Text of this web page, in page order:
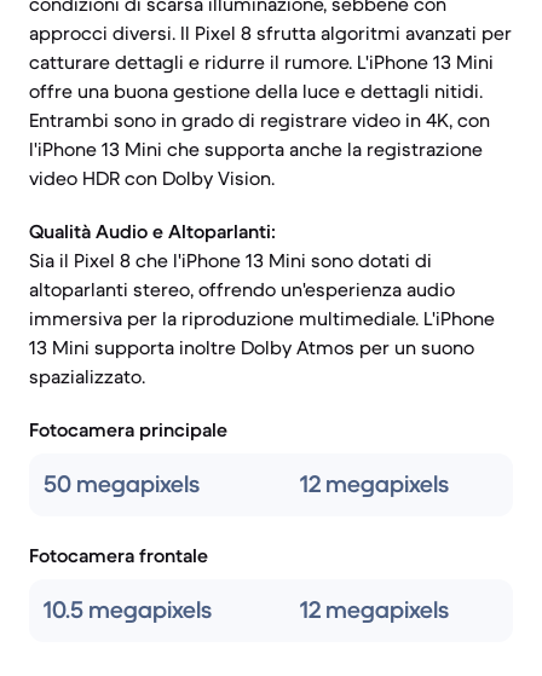
approcci diversi. Il Pixel 8 sfrutta algoritmi avanzati per
catturare dettagli e ridurre il rumore. L'iPhone 13 Mini
offre una buona gestione della luce e dettagli nitidi.
Entrambi sono in grado di registrare video in 4K, con
l'iPhone 13 Mini che supporta anche la registrazione
video HDR con Dolby Vision.
Qualità Audio e Altoparlanti:
Sia il Pixel 8 che l'iPhone 13 Mini sono dotati di
altoparlanti stereo, offrendo un'esperienza audio
immersiva per la riproduzione multimediale. L'iPhone
13 Mini supporta inoltre Dolby Atmos per un suono
spazializzato.
Fotocamera principale
50 megapixels 12 megapixels
Fotocamera frontale
10.5 megapixels 12 megapixels